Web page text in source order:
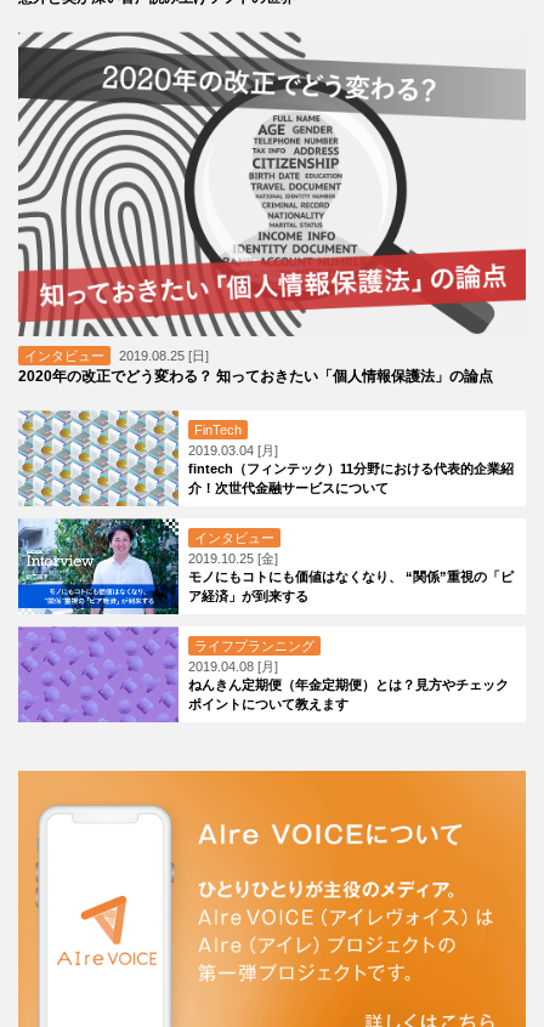
インタビュー 2019.08.25 [日]
2020年の改正でどう変わる？ 知っておきたい「個人情報保護法」の論点
FinTech
2019.03.04 [月]
fintech（フィンテック）11分野における代表的企業紹
介！次世代金融サービスについて
インタビュー
2019.10.25 [金]
モノにもコトにも価値はなくなり、 “関係”重視の「ピ
ア経済」が到来する
ライフプランニング
2019.04.08 [月]
ねんきん定期便（年金定期便）とは？見方やチェック
ポイントについて教えます